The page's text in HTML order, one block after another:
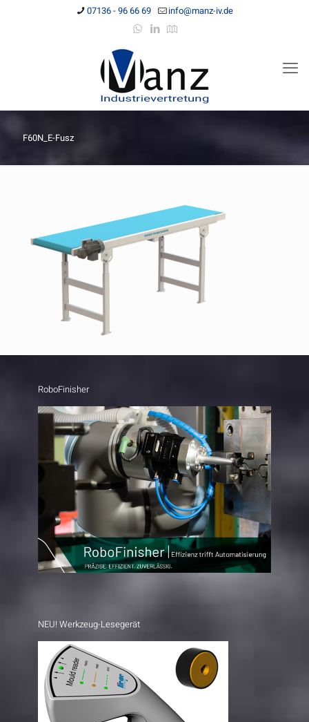
07136 - 96 66 69 info@manz-iv.de
F60N_E-Fusz
RoboFinisher
NEU! Werkzeug-Lesegerät